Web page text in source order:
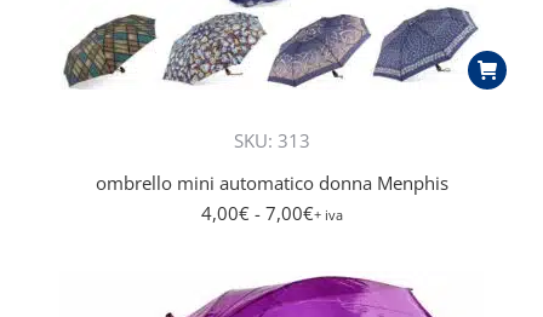
SKU: 313
ombrello mini automatico donna Menphis
4,00€- 7,00€+ iva